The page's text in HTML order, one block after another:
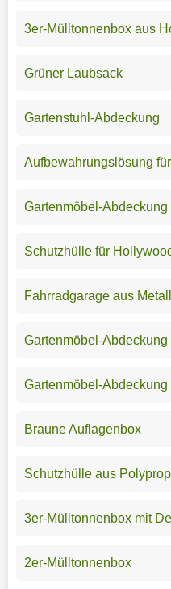
3er-Mülltonnenbox aus
Grüner Laubsack
Gartenstuhl-Abdeckung
Aufbewahrungslösung
Gartenmöbel-
Schutzhülle für
Fahrradgarage aus Metall
Gartenmöbel-
Gartenmöbel-Abdeckung
Braune Auflagenbox
Schutzhülle aus
3er-Mülltonnenbox mit
2er-Mülltonnenbox